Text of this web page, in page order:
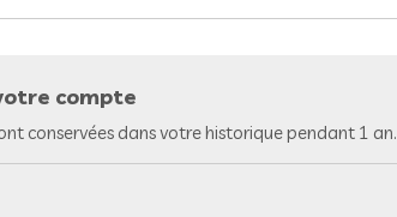
compte
conservées dans votre historique pendant 1 an.